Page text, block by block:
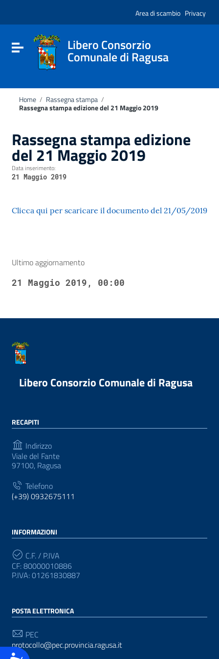
sito
include
Vai al footer
Area di scambio Privacy
Attiva / disattiva la navigazione
Libero Consorzio
Comunale di Ragusa
Home / Rassegna stampa /
Rassegna stampa edizione del 21 Maggio 2019
Rassegna stampa edizione
del 21 Maggio 2019
Data inserimento:
21 Maggio 2019
Clicca qui per scaricare il documento del 21/05/2019
Ultimo aggiornamento
21 Maggio 2019, 00:00
Libero Consorzio Comunale di Ragusa
RECAPITI
Indirizzo
Viale del Fante
97100, Ragusa
Telefono
(+39) 0932675111
INFORMAZIONI
C.F. / P.IVA
CF: 80000010886
P.IVA: 01261830887
POSTA ELETTRONICA
PEC
protocollo@pec.provincia.ragusa.it